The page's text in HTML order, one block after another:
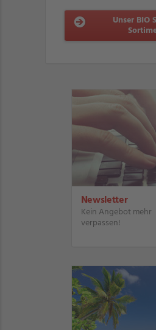
Unser BIO
Newsletter
Kein Angebot mehr
verpassen!